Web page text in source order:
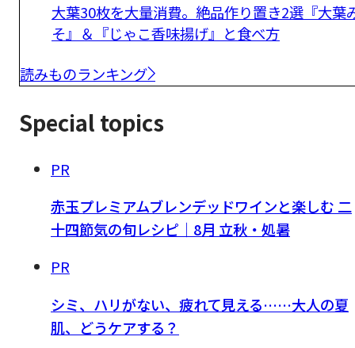
大葉30枚を大量消費。絶品作り置き2選『大葉
そ』＆『じゃこ香味揚げ』と食べ方
読みものランキング
Special topics
PR
赤玉プレミアムブレンデッドワインと楽しむ 二
十四節気の旬レシピ｜8月 立秋・処暑
PR
シミ、ハリがない、疲れて見える……大人の夏
肌、どうケアする？